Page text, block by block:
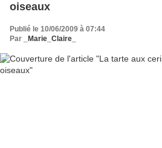
oiseaux
Publié le 10/06/2009 à 07:44
Par
_Marie_Claire_